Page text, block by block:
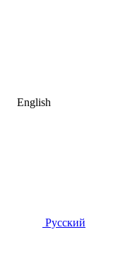
English
Русский